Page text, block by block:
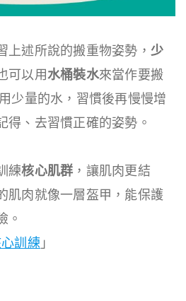
上述所說的搬重物姿勢， 少
可以用水桶裝水來當作要搬
少量的水，習慣後再慢慢增
得、去習慣正確的姿勢。
練核心肌群 ，讓肌肉更結
肌肉就像一層盔甲，能保護
。
訓練」